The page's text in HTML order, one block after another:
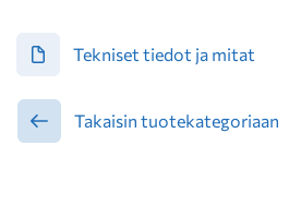
Tekniset tiedot ja mitat
Takaisin tuotekategoriaan